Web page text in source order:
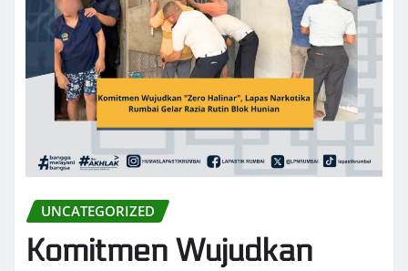
UNCATEGORIZED
Komitmen Wujudkan